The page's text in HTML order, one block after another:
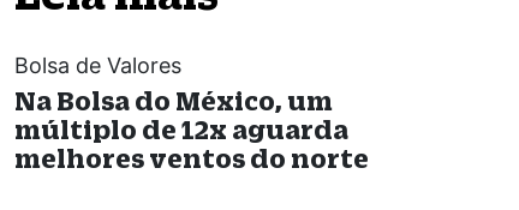
Bolsa de Valores
Na Bolsa do México, um
múltiplo de 12x aguarda
melhores ventos do norte